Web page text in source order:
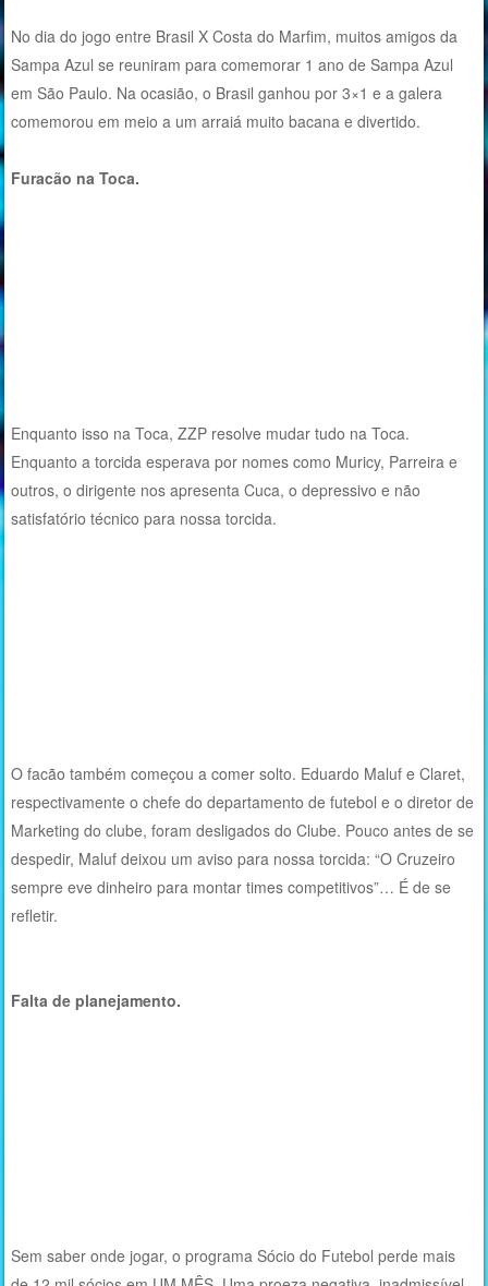
No dia do jogo entre Brasil X Costa do Marfim, muitos amigos da
Sampa Azul se reuniram para comemorar 1 ano de Sampa Azul
em São Paulo. Na ocasião, o Brasil ganhou por 3×1 e a galera
comemorou em meio a um arraiá muito bacana e divertido.
Furacão na Toca.
Enquanto isso na Toca, ZZP resolve mudar tudo na Toca.
Enquanto a torcida esperava por nomes como Muricy, Parreira e
outros, o dirigente nos apresenta Cuca, o depressivo e não
satisfatório técnico para nossa torcida.
O facão também começou a comer solto. Eduardo Maluf e Claret,
respectivamente o chefe do departamento de futebol e o diretor de
Marketing do clube, foram desligados do Clube. Pouco antes de se
despedir, Maluf deixou um aviso para nossa torcida: “O Cruzeiro
sempre eve dinheiro para montar times competitivos”… É de se
refletir.
Falta de planejamento.
Sem saber onde jogar, o programa Sócio do Futebol perde mais